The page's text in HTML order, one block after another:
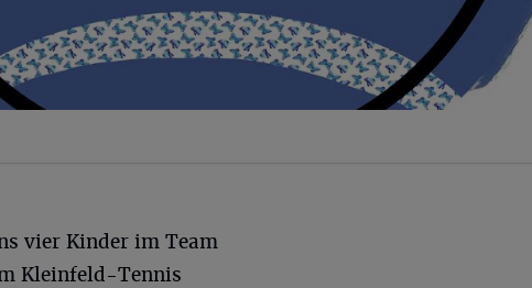
vier Kinder im Team
Kleinfeld-Tennis